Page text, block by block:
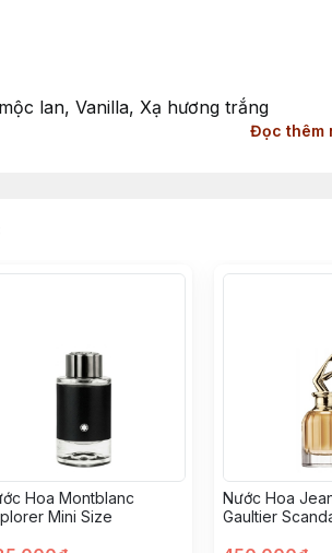
lan, Vanilla, Xạ hương trắng
nhóm Hương Hoa Phương Đông
Flavigny và Natalie Gracia-
từ quýt Clementine, mang lại cảm
lan tây và hoa mẫu đơn, tạo
của xạ hương trắng và chút
cho những người phụ nữ yêu thích
tiệc trang trọng, mùi hương này
Đọc thêm
Hoa Montblanc
Mini Size
Nước Hoa
Gaultier